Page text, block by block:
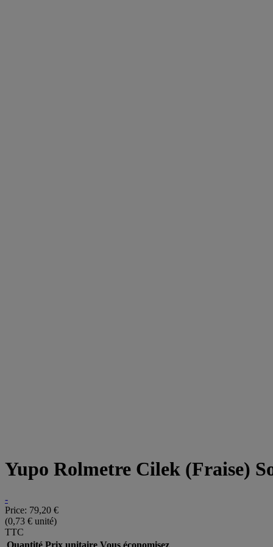
Yupo Rolmetre Cilek (Fraise)
-
Price: 79,20 €
(0,73 € unité)
TTC
Quantité Prix unitaire Vous économisez